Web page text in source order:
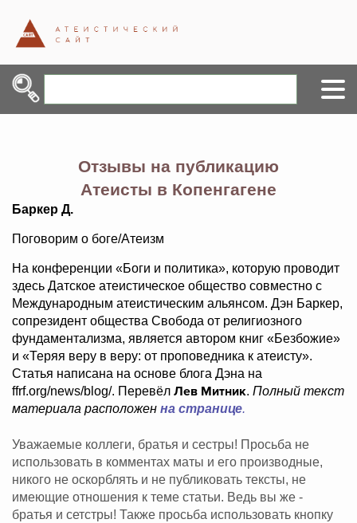
Отзывы на публикацию
Атеисты в Копенгагене
Баркер Д.
Поговорим о боге/Атеизм
На конференции «Боги и политика», которую проводит
здесь Датское атеистическое общество совместно с
Международным атеистическим альянсом. Дэн Баркер,
сопрезидент общества Свобода от религиозного
фундаментализма, является автором книг «Безбожие»
и «Теряя веру в веру: от проповедника к атеисту».
Статья написана на основе блога Дэна на
ffrf.org/news/blog/. Перевёл Лев Митник. Полный текст
материала расположен на странице.
Уважаемые коллеги, братья и сестры! Просьба не
использовать в комментах маты и его производные,
никого не оскорблять и не публиковать тексты, не
имеющие отношения к теме статьи. Ведь вы же -
братья и сетстры! Также просьба использовать кнопку